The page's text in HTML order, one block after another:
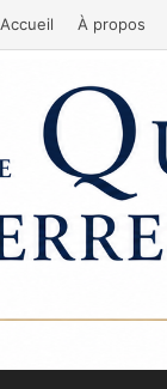
Accueil À propos